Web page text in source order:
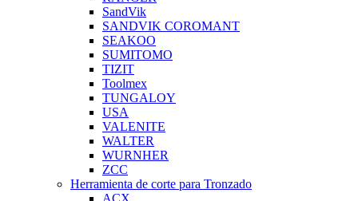
SandVik
SANDVIK COROMANT
SEAKOO
SUMITOMO
TIZIT
Toolmex
TUNGALOY
USA
VALENITE
WALTER
WURNHER
ZCC
Herramienta de corte para Tronzado
ACX